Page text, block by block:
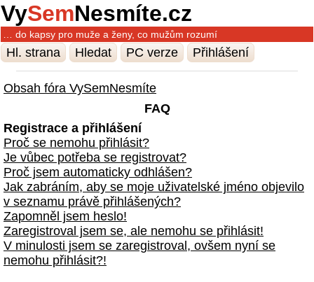
VySemNesmíte.cz
… do kapsy pro muže a ženy, co mužům rozumí
Hl. strana Hledat PC verze Přihlášení
Obsah fóra VySemNesmíte
FAQ
Registrace a přihlášení
Proč se nemohu přihlásit?
Je vůbec potřeba se registrovat?
Proč jsem automaticky odhlášen?
Jak zabráním, aby se moje uživatelské jméno objevilo
v seznamu právě přihlášených?
Zapomněl jsem heslo!
Zaregistroval jsem se, ale nemohu se přihlásit!
V minulosti jsem se zaregistroval, ovšem nyní se
nemohu přihlásit?!